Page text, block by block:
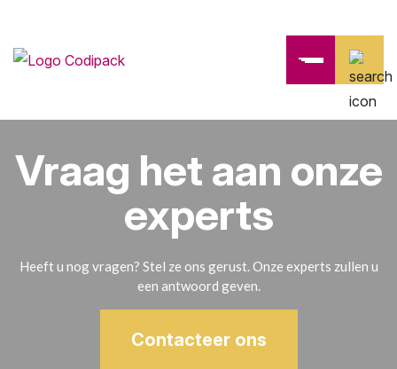
Vraag het aan onze
experts
Heeft u nog vragen? Stel ze ons gerust. Onze experts zullen u
een antwoord geven.
Contacteer ons